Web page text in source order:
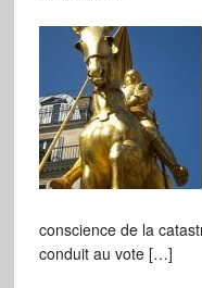
conscience de la
conduit au vote […]